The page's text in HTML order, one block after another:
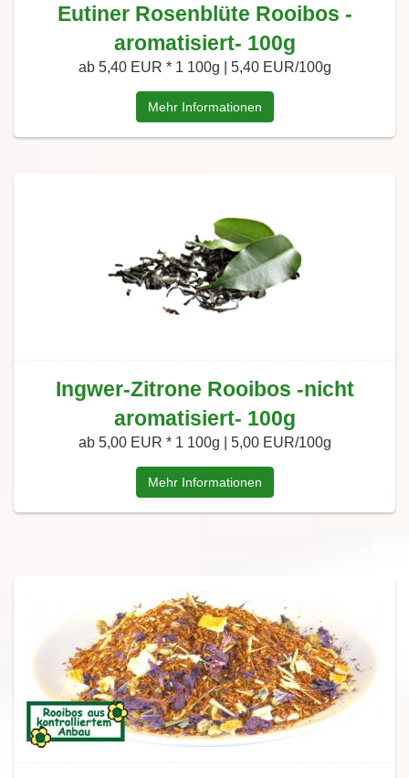
Eutiner Rosenblüte Rooibos -
aromatisiert- 100g
ab 5,40 EUR * 1 100g | 5,40 EUR/100g
Mehr Informationen
Ingwer-Zitrone Rooibos -nicht
aromatisiert- 100g
ab 5,00 EUR * 1 100g | 5,00 EUR/100g
Mehr Informationen